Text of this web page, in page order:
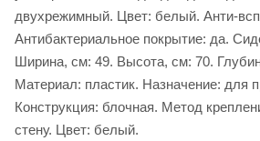
двухрежимный. Цвет: белый. Анти-
Антибактериальное покрытие: да.
Ширина, см: 49. Высота, см: 70.
Материал: пластик. Назначение: для
Конструкция: блочная. Метод
стену. Цвет: белый.